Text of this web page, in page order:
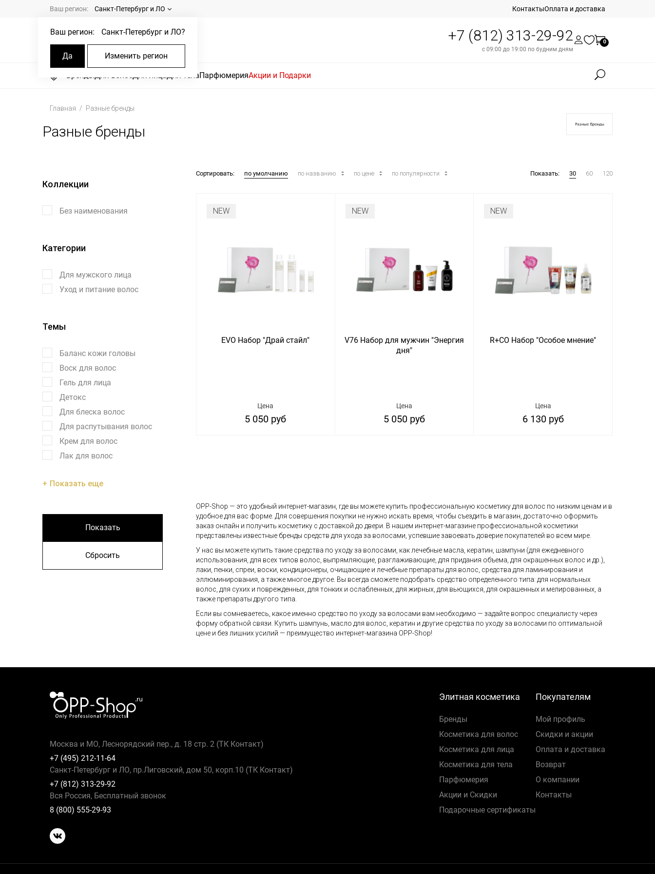
Ваш регион: Санкт-Петербург и ЛО
Ваш регион: Санкт-Петербург и ЛО?
Да Изменить регион
КонтактыОплата и доставка
+7 (812) 313-29-92
с 09:00 до 19:00 по будним дням
0
БрендыДля волосДля лицаДля телаПарфюмерияАкции и Подарки
Главная Разные бренды
Разные бренды
Коллекции
Без наименования
Категории
Для мужского лица
Уход и питание волос
Темы
Баланс кожи головы
Воск для волос
Гель для лица
Детокс
Для блеска волос
Для распутывания волос
Крем для волос
Лак для волос
Показать еще
Показать
Сбросить
Сортировать: по умолчанию по названию по цене по популярности Показать: 30 60 120
NEW
EVO Набор "Драй стайл"
Цена
5 050 руб
NEW
V76 Набор для мужчин "Энергия
дня"
Цена
5 050 руб
NEW
R+CO Набор "Особое мнение"
Цена
6 130 руб
OPP-Shop — это удобный интернет-магазин, где вы можете купить профессиональную косметику для волос по низким ценам и в
удобное для вас форме. Для совершения покупки не нужно искать время, чтобы съездить в магазин, достаточно оформить
заказ онлайн и получить косметику с доставкой до двери. В нашем интернет-магазине профессиональной косметики
представлены известные бренды средств для ухода за волосами, успевшие завоевать доверие покупателей во всем мире.
У нас вы можете купить такие средства по уходу за волосами, как лечебные масла, кератин, шампуни (для ежедневного
использования, для всех типов волос, выпрямляющие, разглаживающие, для придания объема, для окрашенных волос и др.),
лаки, пенки, спреи, воски, кондиционеры, очищающие и лечебные препараты для волос, средства для ламинирования и
эллюминирования, а также многое другое. Вы всегда сможете подобрать средство определенного типа: для нормальных
волос, для сухих и поврежденных, для тонких и ослабленных, для жирных, для вьющихся, для окрашенных и мелированных, а
также препараты другого типа.
Если вы сомневаетесь, какое именно средство по уходу за волосами вам необходимо — задайте вопрос специалисту через
форму обратной связи. Купить шампунь, масло для волос, кератин и другие средства по уходу за волосами по оптимальной
цене и без лишних усилий — преимущество интернет-магазина OPP-Shop!
Москва и МО, Леснорядский пер., д. 18 стр. 2 (ТК Контакт)
+7 (495) 212-11-64
Санкт-Петербург и ЛО, пр.Лиговский, дом 50, корп.10 (ТК Контакт)
+7 (812) 313-29-92
Вся Россия, Бесплатный звонок
8 (800) 555-29-93
Элитная косметика
Бренды
Косметика для волос
Косметика для лица
Косметика для тела
Парфюмерия
Акции и Скидки
Подарочные сертификаты
Покупателям
Мой профиль
Скидки и акции
Оплата и доставка
Возврат
О компании
Контакты